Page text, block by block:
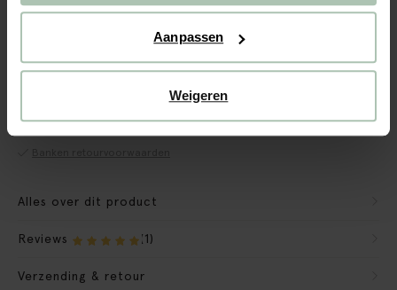
Aanpassen
Weigeren
VOEG TOE AAN WINKELMAND
CBW garantie
We maken de bank gebruiksklaar
Verpakkingsmateriaal nemen we mee
Alles over dit product
Reviews (1)
Verzending & retour